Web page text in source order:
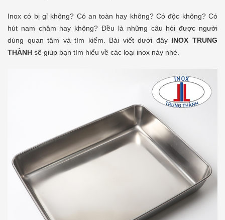
Inox có bị gỉ không? Có an toàn hay không? Có độc không? Có
hút nam châm hay không? Đều là những câu hỏi được người
dùng quan tâm và tìm kiếm. Bài viết dưới đây INOX TRUNG
THÀNH sẽ giúp bạn tìm hiểu về các loại inox này nhé.